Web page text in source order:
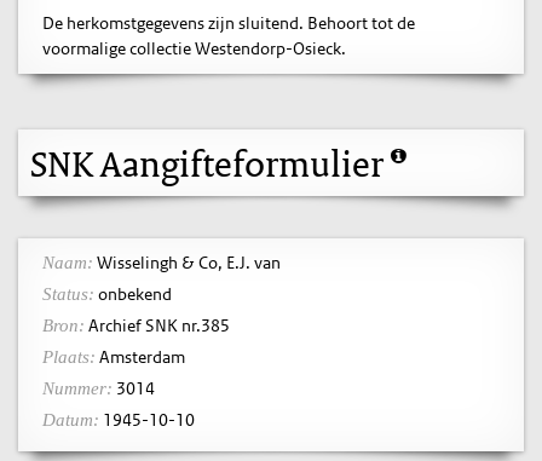
De herkomstgegevens zijn sluitend. Behoort tot de
voormalige collectie Westendorp-Osieck.
SNK Aangifteformulier
Naam: Wisselingh & Co, E.J. van
Status: onbekend
Bron: Archief SNK nr.385
Plaats: Amsterdam
Nummer: 3014
Datum: 1945-10-10